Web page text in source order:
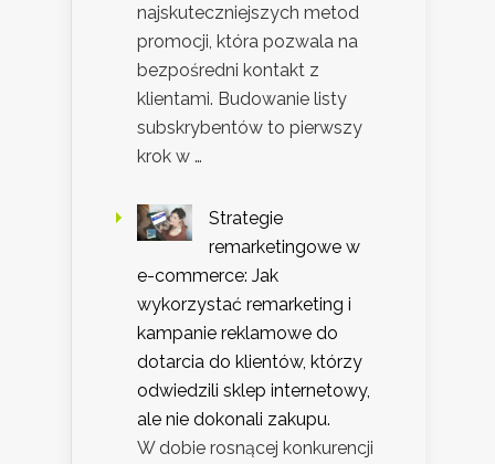
najskuteczniejszych metod
promocji, która pozwala na
bezpośredni kontakt z
klientami. Budowanie listy
subskrybentów to pierwszy
krok w …
Strategie
remarketingowe w
e-commerce: Jak
wykorzystać remarketing i
kampanie reklamowe do
dotarcia do klientów, którzy
odwiedzili sklep internetowy,
ale nie dokonali zakupu.
W dobie rosnącej konkurencji